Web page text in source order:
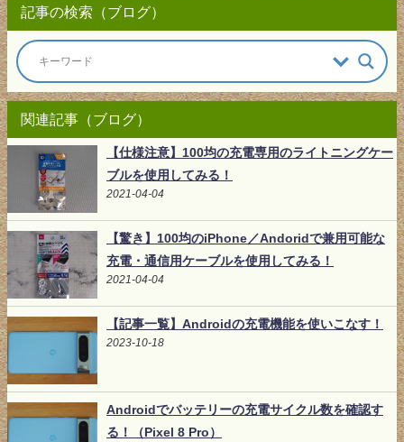
記事の検索（ブログ）
関連記事（ブログ）
【仕様注意】100均の充電専用のライトニングケー
ブルを使用してみる！
2021-04-04
【驚き】100均のiPhone／Andoridで兼用可能な
充電・通信用ケーブルを使用してみる！
2021-04-04
【記事一覧】Androidの充電機能を使いこなす！
2023-10-18
Androidでバッテリーの充電サイクル数を確認す
る！（Pixel 8 Pro）